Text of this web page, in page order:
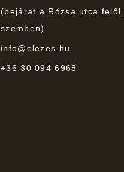
(bejárat a Rózsa utca felől
szemben)
info@elezes.hu
+36 30 094 6968